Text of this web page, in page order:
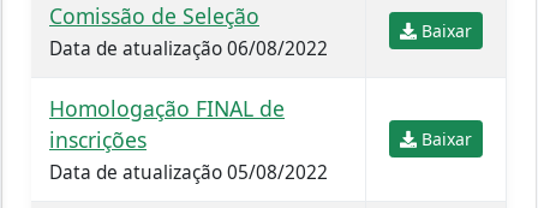
Comissão de Seleção
Data de atualização 06/08/2022
Baixar
Homologação FINAL de
inscrições
Data de atualização 05/08/2022
Baixar